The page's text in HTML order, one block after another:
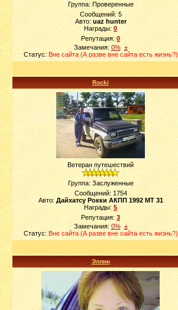
Группа: Проверенные
Сообщений: 5
Авто: uaz hunter
Награды: 0
Репутация: 0
Замечания: 0% ±
Статус: Вне сайта (А разве вне сайта есть жизнь?)
Rocki
Ветеран путешествий
Группа: Заслуженные
Сообщений: 1754
Авто: Дайхатсу Рокки АКПП 1992 МТ 31
Награды: 5
Репутация: 3
Замечания: 0% ±
Статус: Вне сайта (А разве вне сайта есть жизнь?)
Эллин